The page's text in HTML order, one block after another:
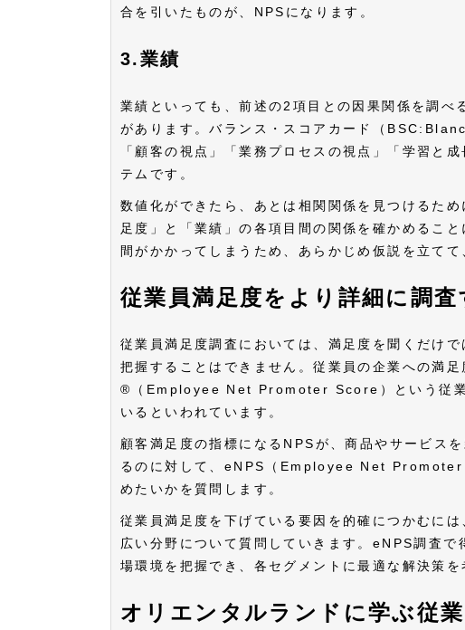
合を引いたものが、NPSになります。
3.業績
業績といっても、前述の2項目との因果関係を調べ
があります。バランス・スコアカード（
「顧客の視点」「業務プロセスの視点」「学習と
テムです。
数値化ができたら、あとは相関関係を見つけるた
足度」と「業績」の各項目間の関係を確かめるこ
間がかかってしまうため、あらかじめ仮説を立てて
従業員満足度をより詳細に調査
従業員満足度調査においては、満足度を聞くだけ
把握することはできません。従業員の企業への満
®（Employee Net Promoter Score）という従業
いるといわれています。
顧客満足度の指標になるNPSが、商品やサービス
るのに対して、eNPS（Employee Net Promoter
めたいかを質問します。
従業員満足度を下げている要因を的確につかむに
広い分野について質問していきます。eNPS調査
場環境を把握でき、各セグメントに最適な解決策を
オリエンタルランドに学ぶ従